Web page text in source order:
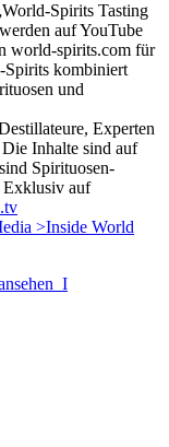
Spirits Tasting
auf YouTube
world-spirits.com für
Spirits kombiniert
und
Experten
Inhalte sind auf
Spirituosen-
Exklusiv auf
>Inside World
I